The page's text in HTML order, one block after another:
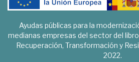
Ayudas públicas para la
medianas empresas del sector del
Recuperación, Transformación y
2022.